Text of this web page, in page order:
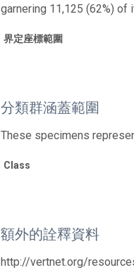
garnering 11,125 (62%) of
界定座標範圍
分類群涵蓋範圍
These specimens
Class
額外的詮釋資料
http://vertnet.org/